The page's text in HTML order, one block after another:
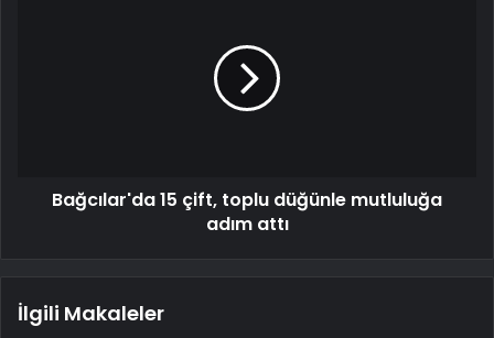
Bağcılar'da 15 çift, toplu düğünle mutluluğa
adım attı
İlgili Makaleler